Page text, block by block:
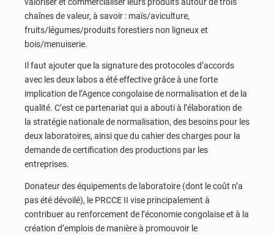
chaînes de valeur, à savoir : maïs/aviculture,
fruits/légumes/produits forestiers non ligneux et
bois/menuiserie.
Il faut ajouter que la signature des protocoles d’accords
avec les deux labos a été effective grâce à une forte
implication de l’Agence congolaise de normalisation et de la
qualité. C’est ce partenariat qui a abouti à l’élaboration de
la stratégie nationale de normalisation, des besoins pour les
deux laboratoires, ainsi que du cahier des charges pour la
demande de certification des productions par les
entreprises.
Donateur des équipements de laboratoire (dont le coût n’a
pas été dévoilé), le PRCCE II vise principalement à
contribuer au renforcement de l’économie congolaise et à la
création d’emplois de manière à promouvoir le